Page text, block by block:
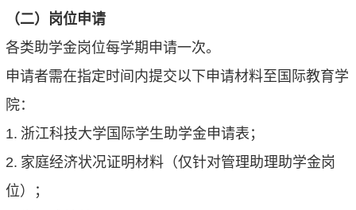
（二）岗位申请
各类助学金岗位每学期申请一次。
申请者需在指定时间内提交以下申请材料至国际教育学
院：
1. 浙江科技大学国际学生助学金申请表；
2. 家庭经济状况证明材料（仅针对管理助理助学金岗
位）；